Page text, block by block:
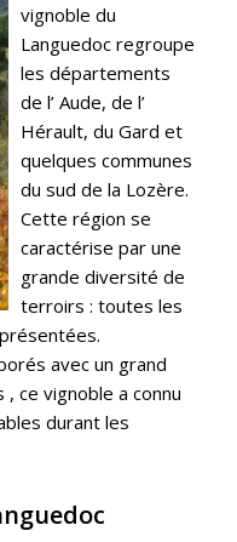
vignoble du
Languedoc regroupe
les départements
de l’ Aude, de l’
Hérault, du Gard et
quelques communes
du sud de la Lozère.
Cette région se
caractérise par une
grande diversité de
terroirs : toutes les
avec un grand
ce vignoble a connu
durant les